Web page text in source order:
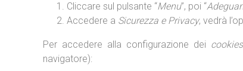
Cliccare sul pulsante “Menu”, poi “
Accedere a Sicurezza e Privacy, vedrà
Per accedere alla configurazione dei cookies
navigatore):